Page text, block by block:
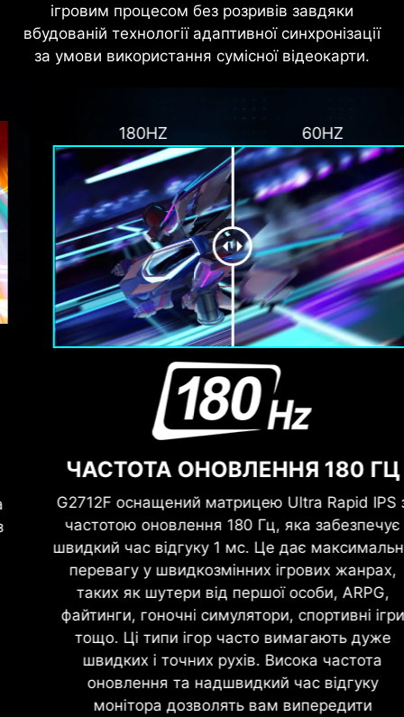
ігровим процесом без розривів завдяки
вбудованій технології адаптивної синхронізації
за умови використання сумісної відеокарти.
180HZ 60HZ
ЧАСТОТА ОНОВЛЕННЯ 180 ГЦ
G2712F оснащений матрицею Ultra Rapid IPS з
частотою оновлення 180 Гц, яка забезпечує
швидкий час відгуку 1 мс. Це дає максимальну
перевагу у швидкозмінних ігрових жанрах,
таких як шутери від першої особи, ARPG,
файтинги, гоночні симулятори, спортивні ігри
тощо. Ці типи ігор часто вимагають дуже
швидких і точних рухів. Висока частота
оновлення та надшвидкий час відгуку
монітора дозволять вам випередити